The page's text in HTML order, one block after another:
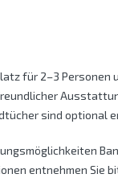
für 2–3 Personen
sind optional
entnehmen Sie